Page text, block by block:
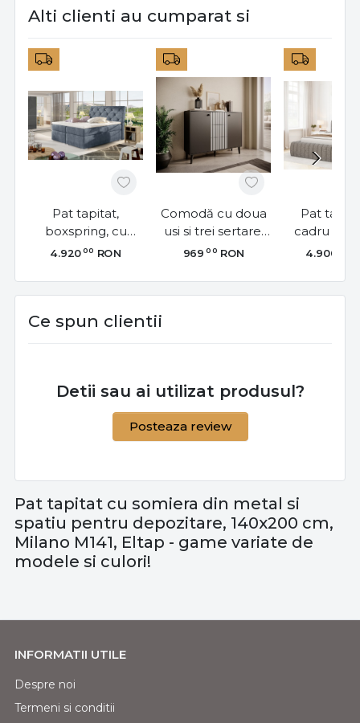
Alti clienti au cumparat si
Pat tapitat,
boxspring, cu
spatiu pentru
140X200 cm,
4.92000 RON
Comodă cu doua
usi si trei sertare,
120x35x90cm,
Furniture
969 00 RON
Pat
cadru
spatiu
Eltap
4.900
Ce spun clientii
Detii sau ai utilizat produsul?
Posteaza review
Pat tapitat cu somiera din metal si
spatiu pentru depozitare, 140x200 cm,
Milano M141, Eltap - game variate de
modele si culori!
INFORMATII UTILE
Despre noi
Termeni si conditii